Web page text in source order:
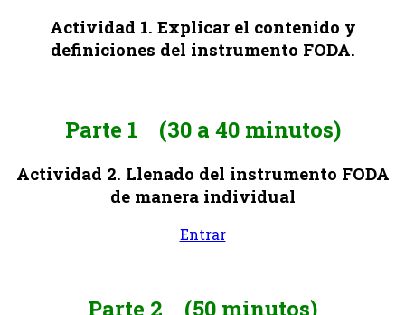
Actividad 1. Explicar el contenido y
definiciones del instrumento FODA.
Parte 1 (30 a 40 minutos)
Actividad 2. Llenado del instrumento FODA
de manera individual
Entrar
Parte 2 (50 minutos)